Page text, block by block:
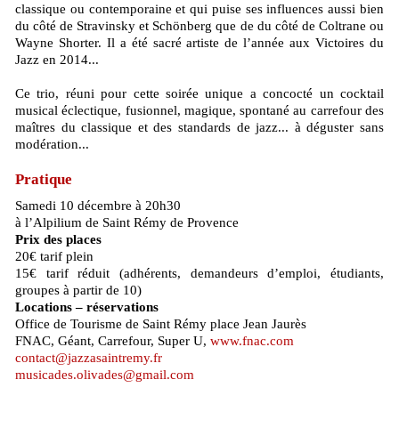
classique ou contemporaine et qui puise ses influences aussi bien
du côté de Stravinsky et Schönberg que de du côté de Coltrane ou
Wayne Shorter. Il a été sacré artiste de l’année aux Victoires du
Jazz en 2014...
Ce trio, réuni pour cette soirée unique a concocté un cocktail
musical éclectique, fusionnel, magique, spontané au carrefour des
maîtres du classique et des standards de jazz... à déguster sans
modération...
Pratique
Samedi 10 décembre à 20h30
à l’Alpilium de Saint Rémy de Provence
Prix des places
20€ tarif plein
15€ tarif réduit (adhérents, demandeurs d’emploi, étudiants,
groupes à partir de 10)
Locations – réservations
Office de Tourisme de Saint Rémy place Jean Jaurès
FNAC, Géant, Carrefour, Super U, www.fnac.com
contact@jazzasaintremy.fr
musicades.olivades@gmail.com